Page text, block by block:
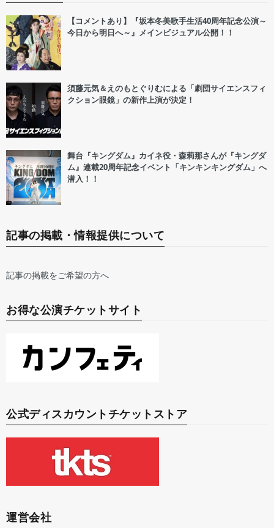
【コメントあり】『坂本冬美歌手生活40周年記念公演～
今日から明日へ～』メインビジュアル公開！！
須藤元気＆えのもとぐりむによる「劇団サイエンスフィ
クション眼鏡」の新作上演が決定！
舞台『キングダム』カイネ役・森莉那さんが『キングダ
ム』連載20周年記念イベント「キンキンキングダム」へ
潜入！！
記事の掲載・情報提供について
記事の掲載をご希望の方へ
お得な公演チケットサイト
公式ディスカウントチケットストア
運営会社